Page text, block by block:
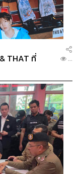
เมื่อก่อนเลยนะ
ำคัญ แต่คิดว่าการ
อนก่อน เริ่มปล่อย
เคยโดดเลย
THAT ที่
...